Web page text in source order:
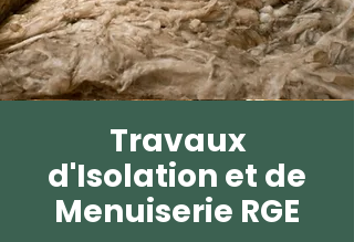
Travaux
d'Isolation et de
Menuiserie RGE